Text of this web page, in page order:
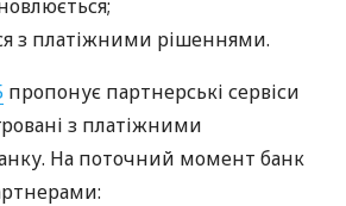
з платіжними рішеннями.
пропонує партнерські сервіси
з платіжними
На поточний момент банк